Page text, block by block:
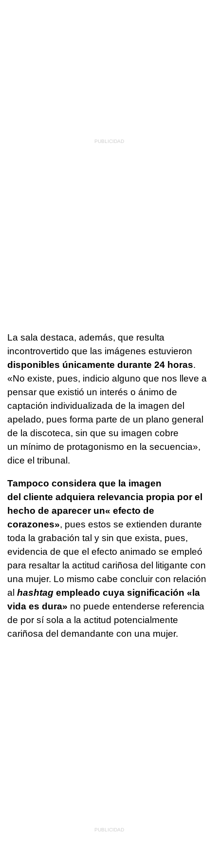
La sala destaca, además, que resulta
incontrovertido que las imágenes estuvieron
disponibles únicamente durante 24 horas.
«No existe, pues, indicio alguno que nos lleve a
pensar que existió un interés o ánimo de
captación individualizada de la imagen del
apelado, pues forma parte de un plano general
de la discoteca, sin que su imagen cobre
un mínimo de protagonismo en la secuencia»,
dice el tribunal.
Tampoco considera que la imagen
del cliente adquiera relevancia propia por el
hecho de aparecer un« efecto de
corazones», pues estos se extienden durante
toda la grabación tal y sin que exista, pues,
evidencia de que el efecto animado se empleó
para resaltar la actitud cariñosa del litigante con
una mujer. Lo mismo cabe concluir con relación
al hashtag empleado cuya significación «la
vida es dura» no puede entenderse referencia
de por sí sola a la actitud potencialmente
cariñosa del demandante con una mujer.